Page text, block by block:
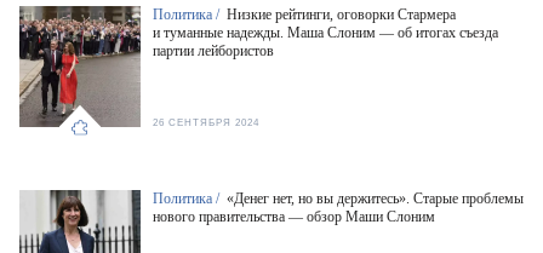
Политика / Низкие рейтинги, оговорки Стармера
и туманные надежды. Маша Слоним — об итогах съезда
партии лейбористов
26 СЕНТЯБРЯ 2024
Политика / «Денег нет, но вы держитесь». Старые проблемы
нового правительства — обзор Маши Слоним